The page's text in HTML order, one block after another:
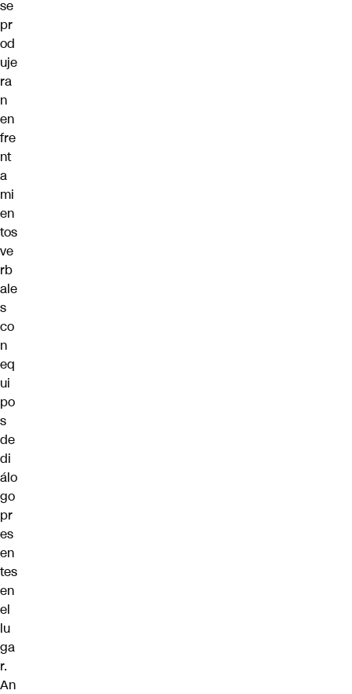
se
pr
od
uje
ra
n
en
fre
nt
a
mi
en
tos
ve
rb
ale
s
co
n
eq
ui
po
s
de
di
álo
go
pr
es
en
tes
en
el
lu
ga
r.
An